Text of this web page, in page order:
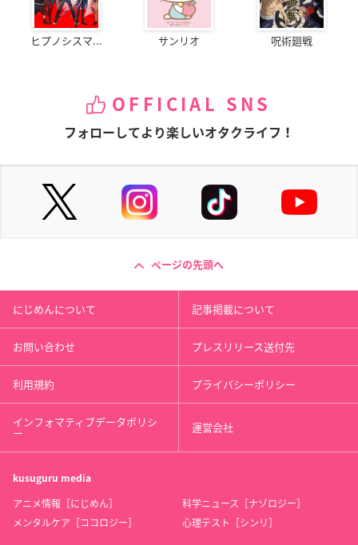
ヒプノシスマ... サンリオ 呪術廻戦
OFFICIAL SNS
フォローしてより楽しいオタクライフ！
ページの先頭へ
にじめんについて 記事掲載について
お問い合わせ プレスリリース送付先
利用規約 プライバシーポリシー
インフォマティブデータポリシ
ー 運営会社
kusuguru media
アニメ情報［にじめん］
科学ニュース［ナゾロジー］
メンタルケア［ココロジー］
心理テスト［シンリ］